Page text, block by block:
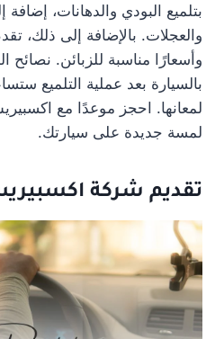
بتلميع البودي والدهانات، إضافة
والعجلات. بالإضافة إلى ذلك،
وأسعارًا مناسبة للزبائن. نصائح
بالسيارة بعد عملية التلميع
لمعانها. احجز موعدًا مع
لمسة جديدة على سيارتك.
تقديم شركة